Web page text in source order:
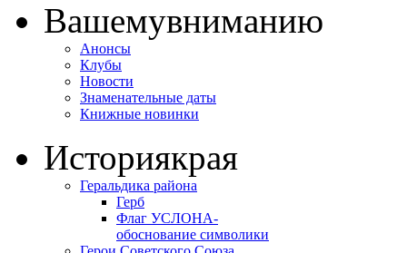
Вашемувниманию
Анонсы
Клубы
Новости
Знаменательные даты
Книжные новинки
Историякрая
Геральдика района
Герб
Флаг УСЛОНА-
обоснование символики